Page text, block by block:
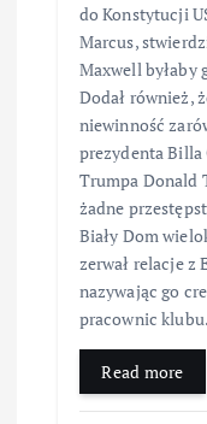
do Konstytucji
Marcus,
Maxwell byłaby
Dodał również,
niewinność
prezydenta Billa
Trumpa Donald
żadne
Biały Dom
zerwał relacje z
nazywając go
pracownic klubu.
Read more